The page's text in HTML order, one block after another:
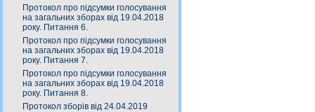
Протокол про підсумки голосування
на загальних зборах від 19.04.2018
року. Питання 6.
Протокол про підсумки голосування
на загальних зборах від 19.04.2018
року. Питання 7.
Протокол про підсумки голосування
на загальних зборах від 19.04.2018
року. Питання 8.
Протокол зборів від 24.04.2019